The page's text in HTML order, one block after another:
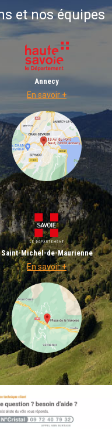
et nos équipes
Annecy
En savoir +
Saint-Michel-de-Maurienne
En savoir +